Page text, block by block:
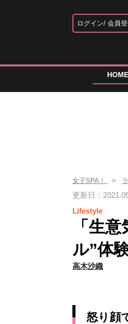
ログイン 会員登
HOME
女子SPA！
更新日：
Lifestyle
「生
ル”体
高木沙織
怒り顔